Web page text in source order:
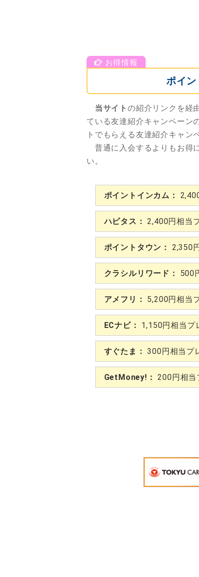
ポイン
当サイトの紹介リンクを経
ている友達紹介キャンペーン
トでもらえる友達紹介キャン
普通に入会するよりもお得
い。
ポイントインカム：
ハピタス： 2,400円相当
ポイントタウン： 2,350
クラシルリワード： 500
アメフリ： 5,200円相当
ECナビ： 1,150円相当プ
すぐたま： 300円相当プ
GetMoney!： 200円相当